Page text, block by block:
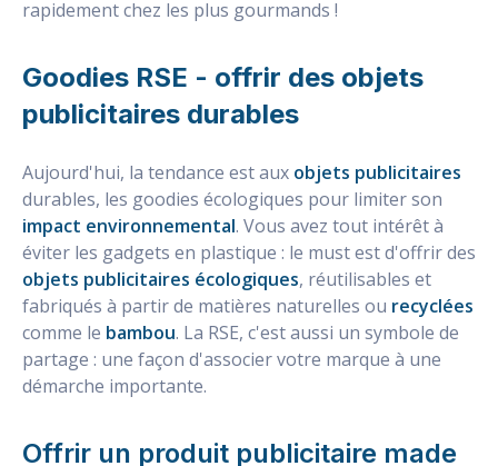
rapidement chez les plus gourmands !
Goodies RSE - offrir des objets
publicitaires durables
Aujourd'hui, la tendance est aux objets publicitaires
durables, les goodies écologiques pour limiter son
impact environnemental. Vous avez tout intérêt à
éviter les gadgets en plastique : le must est d'offrir des
objets publicitaires écologiques, réutilisables et
fabriqués à partir de matières naturelles ou recyclées
comme le bambou. La RSE, c'est aussi un symbole de
partage : une façon d'associer votre marque à une
démarche importante.
Offrir un produit publicitaire made